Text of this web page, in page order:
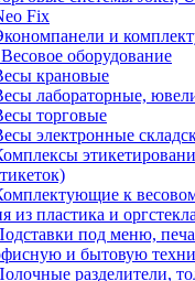
Fix
и
оборудование
крановые
лабораторные,
торговые
электронные
к
из пластика и оргстекла
под меню,
и бытовую
разделители,